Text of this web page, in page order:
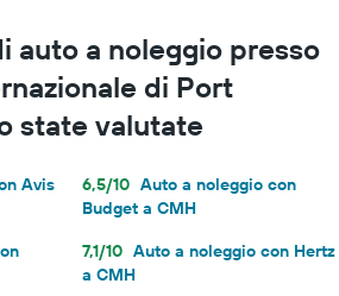
auto a noleggio presso
di Port
state valutate
Avis
6,5/10 Auto a noleggio con
Budget a CMH
7,1/10 Auto a noleggio con Hertz
a CMH